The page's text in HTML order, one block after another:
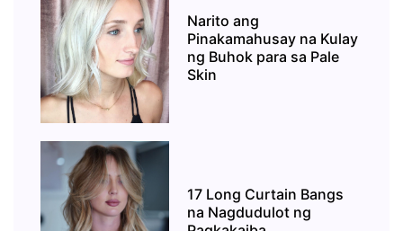
Narito ang
Pinakamahusay na Kulay
ng Buhok para sa Pale
Skin
17 Long Curtain Bangs
na Nagdudulot ng